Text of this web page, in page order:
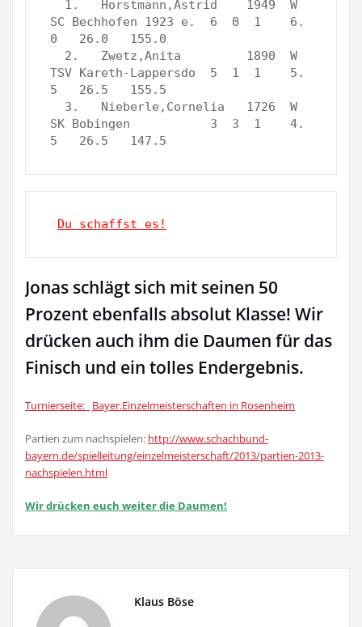
1.   Horstmann,Astrid    1949  W
SC Bechhofen 1923 e.  6  0  1    6.
0   26.0   155.0
2.   Zwetz,Anita         1890  W
TSV Kareth-Lappersdo  5  1  1    5.
5   26.5   155.5
3.   Nieberle,Cornelia   1726  W
SK Bobingen           3  3  1    4.
5   26.5   147.5
Du schaffst es!
Jonas schlägt sich mit seinen 50
Prozent ebenfalls absolut Klasse! Wir
drücken auch ihm die Daumen für das
Finisch und ein tolles Endergebnis.
Turnierseite: Bayer.Einzelmeisterschaften in Rosenheim
Partien zum nachspielen: http://www.schachbund-
bayern.de/spielleitung/einzelmeisterschaft/2013/partien-2013-
nachspielen.html
Wir drücken euch weiter die Daumen!
Klaus Böse